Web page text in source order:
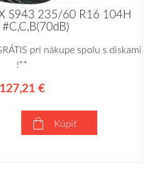
S943 235/60 R16 104H
#C,C,B(70dB)
pri nákupe spolu s diskami
!**
127,21 €
Kúpiť